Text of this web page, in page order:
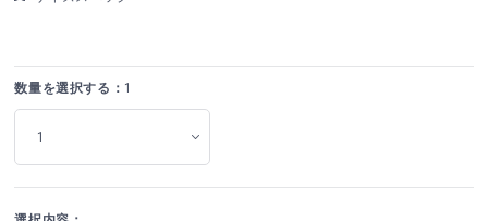
数量を選択する： 1